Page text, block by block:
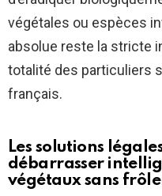
végétales ou espèces
absolue reste la stricte
totalité des particuliers
français.
Les solutions
débarrasser
végétaux sans